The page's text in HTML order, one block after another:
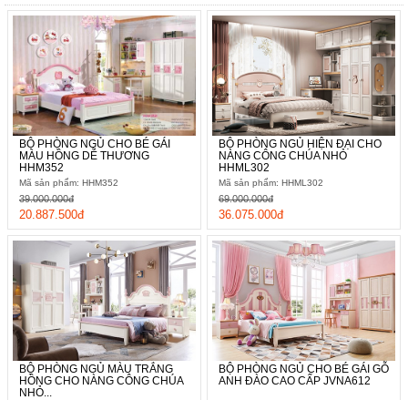
BỘ PHÒNG NGỦ CHO BÉ GÁI
MÀU HỒNG DỄ THƯƠNG
HHM352
Mã sản phẩm: HHM352
20.887.500đ
39.000.000đ
BỘ PHÒNG NGỦ HIỆN ĐẠI CHO
NÀNG CÔNG CHÚA NHỎ
HHML302
Mã sản phẩm: HHML302
36.075.000đ
69.000.000đ
BỘ PHÒNG NGỦ MÀU TRẮNG
HỒNG CHO NÀNG CÔNG CHÚA
NHỎ...
BỘ PHÒNG NGỦ CHO BÉ GÁI GỖ
ANH ĐÀO CAO CẤP JVNA612